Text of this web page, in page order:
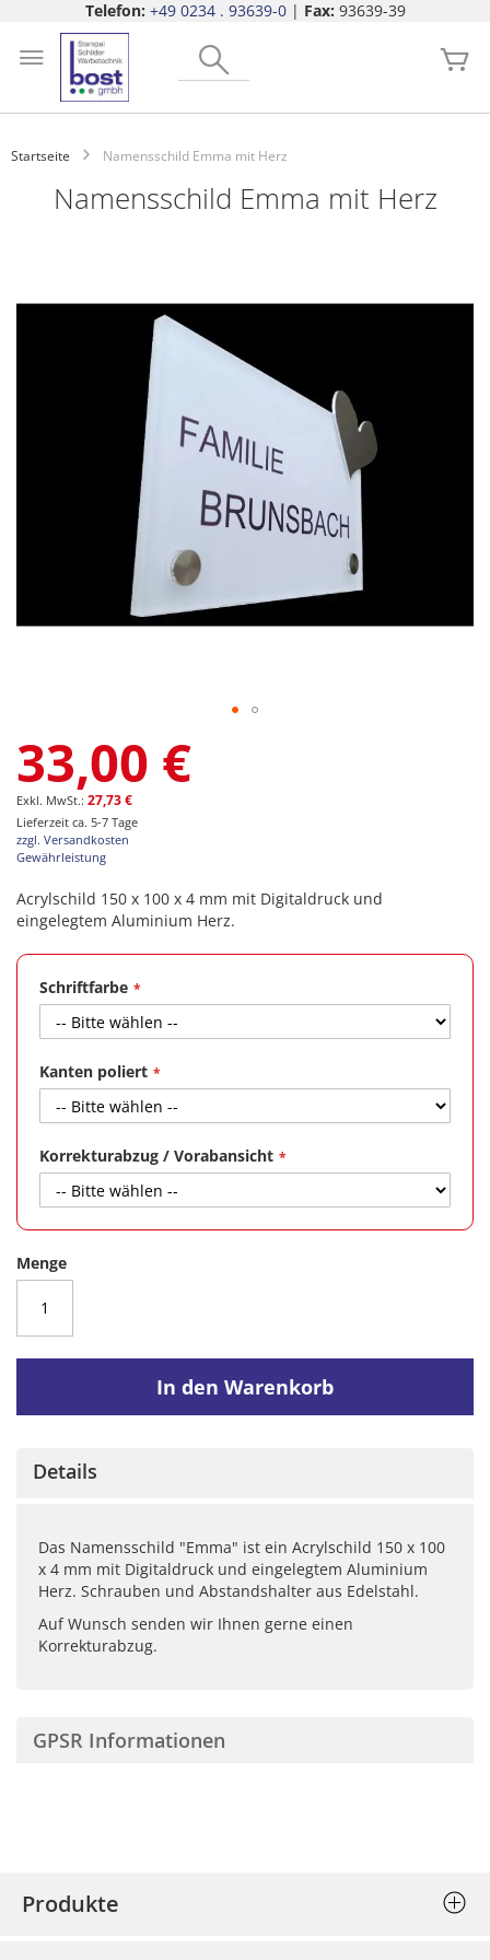
Telefon: +49 0234 . 93639-0| Fax: 93639-39
springen
Startseite Namensschild Emma mit Herz
Namensschild Emma mit Herz
Bildgalerie
Anfang
der
Bildgalerie
springen
33,00 €
27,73 €
Lieferzeit ca. 5-7 Tage
zzgl. Versandkosten
Gewährleistung
Acrylschild 150 x 100 x 4 mm mit Digitaldruck und
eingelegtem Aluminium Herz.
Schriftfarbe
Kanten poliert
Korrekturabzug / Vorabansicht
Menge
In den Warenkorb
Details
Das Namensschild "Emma" ist ein Acrylschild 150 x 100
x 4 mm mit Digitaldruck und eingelegtem Aluminium
Herz. Schrauben und Abstandshalter aus Edelstahl.
Auf Wunsch senden wir Ihnen gerne einen
Korrekturabzug.
GPSR Informationen
Produkte